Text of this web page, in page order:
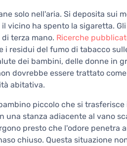
solo nell'aria. Si deposita sui
vicino ha spento la sigaretta.
terza mano. Ricerche
i residui del fumo di tabacco
dei bambini, delle donne in
dovrebbe essere trattato
abitativa.
piccolo che si
una stanza adiacente al vano
presto che l'odore penetra
chiuso. Questa situazione